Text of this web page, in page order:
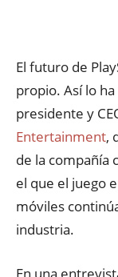
El futuro de
propio. Así lo
presidente y
Entertainment,
de la compañía
el que el juego
móviles
industria.